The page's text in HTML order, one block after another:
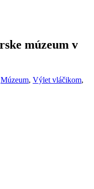
múzeum v
Múzeum, Výlet vláčikom,